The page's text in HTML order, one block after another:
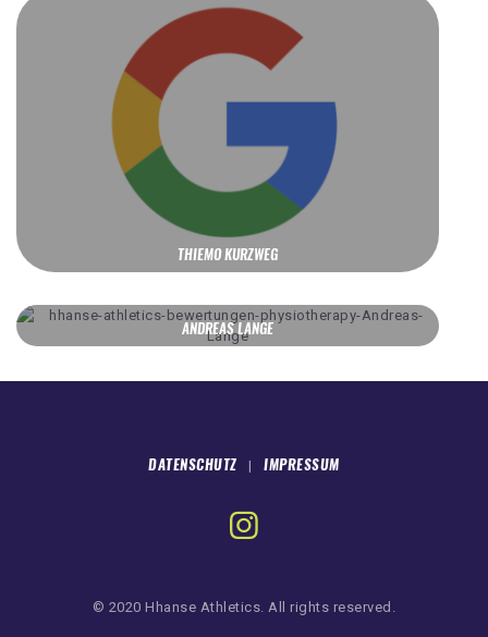
THIEMO KURZWEG
ANDREAS LANGE
DATENSCHUTZ |IMPRESSUM
© 2020 Hhanse Athletics. All rights reserved.